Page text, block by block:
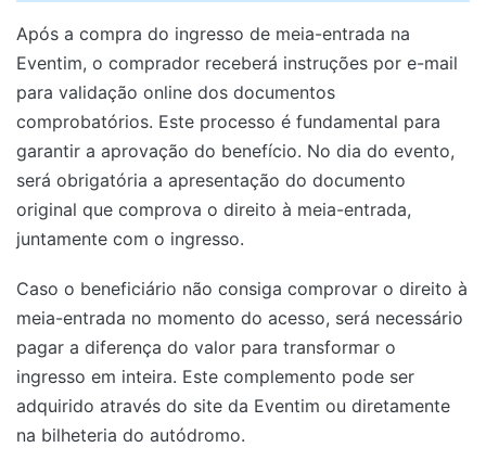
Após a compra do ingresso de meia-entrada na
Eventim, o comprador receberá instruções por e-mail
para validação online dos documentos
comprobatórios. Este processo é fundamental para
garantir a aprovação do benefício. No dia do evento,
será obrigatória a apresentação do documento
original que comprova o direito à meia-entrada,
juntamente com o ingresso.
Caso o beneficiário não consiga comprovar o direito à
meia-entrada no momento do acesso, será necessário
pagar a diferença do valor para transformar o
ingresso em inteira. Este complemento pode ser
adquirido através do site da Eventim ou diretamente
na bilheteria do autódromo.